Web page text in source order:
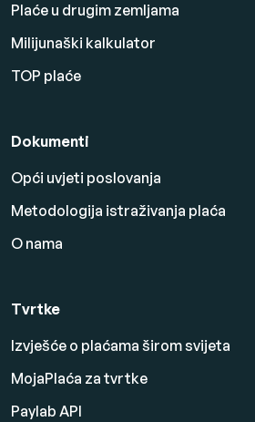
Plaće u drugim zemljama
Milijunaški kalkulator
TOP plaće
Dokumenti
Opći uvjeti poslovanja
Metodologija istraživanja plaća
O nama
Tvrtke
Izvješće o plaćama širom svijeta
MojaPlaća za tvrtke
Paylab API